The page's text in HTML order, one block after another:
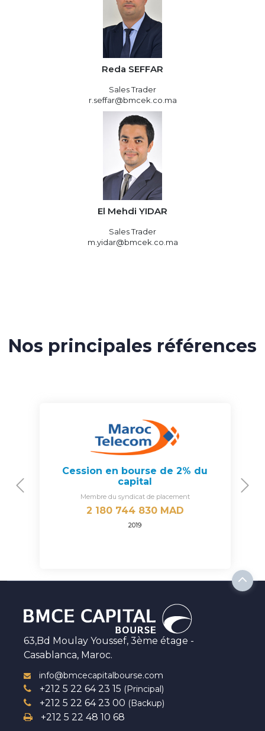
Reda SEFFAR
Sales Trader
r.seffar@bmcek.co.ma
El Mehdi YIDAR
Sales Trader
m.yidar@bmcek.co.ma
Nos principales références
Cession en bourse de 2% du
capital
Membre du syndicat de placement
2 180 744 830 MAD
2019
Previous
63,Bd Moulay Youssef, 3ème étage -
Casablanca, Maroc.
info@bmcecapitalbourse.com
+212 5 22 64 23 15 (Principal)
+212 5 22 64 23 00 (Backup)
+212 5 22 48 10 68